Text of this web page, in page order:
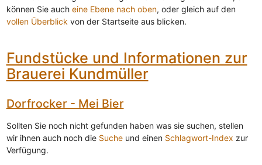
können Sie auch eine Ebene nach oben, oder gleich auf den
vollen Überblick von der Startseite aus blicken.
Fundstücke und Informationen zur
Brauerei Kundmüller
Dorfrocker - Mei Bier
Sollten Sie noch nicht gefunden haben was sie suchen, stellen
wir ihnen auch noch die Sucheund einen Schlagwort-Index zur
Verfügung.